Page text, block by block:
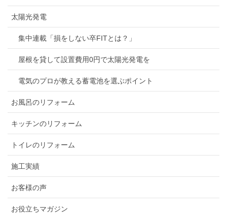
太陽光発電
集中連載「損をしない卒FITとは？」
屋根を貸して設置費用0円で太陽光発電を
電気のプロが教える蓄電池を選ぶポイント
お風呂のリフォーム
キッチンのリフォーム
トイレのリフォーム
施工実績
お客様の声
お役立ちマガジン